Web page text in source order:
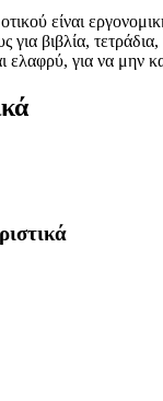
είναι
για βιβλία,
ελαφρύ, για να μην